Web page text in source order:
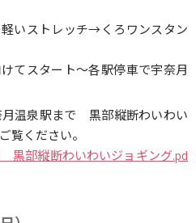
いストレッチ→くろワンスタン
てスタート〜各駅停車で宇奈月
温泉駅まで 黒部縦断わいわい
覧ください。
黒部縦断わいわいジョギング.pd